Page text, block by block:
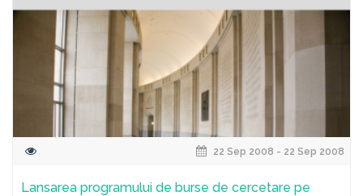
22 Sep 2008 - 22 Sep 2008
Lansarea programului de burse de cercetare pe